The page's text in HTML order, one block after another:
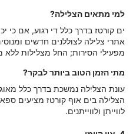
למי מתאים הצלילה?
ים קורטז בדרך כלל די רגוע, אם כי
אתרי צלילה לצוללנים חדשים
מפעילי הסירות; החל מצלילות ללא מינימום ועד
מתי הזמן הטוב ביותר לבקר?
עונת הצלילה נמשכת בדרך כלל
הצלילה בים אוף קורטז מציעים
לווייתן ולווייתנים.